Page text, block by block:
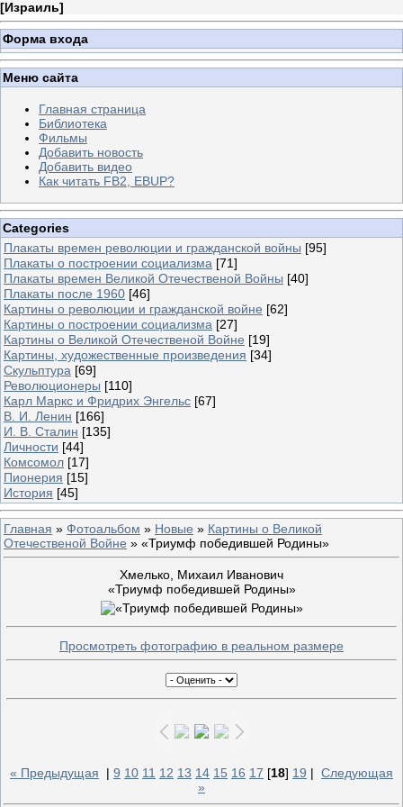
[Израиль]
Форма входа
Меню сайта
Главная страница
Библиотека
Фильмы
Добавить новость
Добавить видео
Как читать FB2, EBUP?
Categories
Плакаты времен революции и гражданской войны [95]
Плакаты о построении социализма [71]
Плакаты времен Великой Отечественой Войны [40]
Плакаты после 1960 [46]
Картины о революции и гражданской войне [62]
Картины о построении социализма [27]
Картины о Великой Отечественой Войне [19]
Картины, художественные произведения [34]
Скульптура [69]
Революционеры [110]
Карл Маркс и Фридрих Энгельс [67]
В. И. Ленин [166]
И. В. Сталин [135]
Личности [44]
Комсомол [17]
Пионерия [15]
История [45]
Главная » Фотоальбом » Новые » Картины о Великой
Отечественой Войне » «Триумф победившей Родины»
Хмелько, Михаил Иванович
«Триумф победившей Родины»
Просмотреть фотографию в реальном размере
« Предыдущая | 9 10 11 12 13 14 15 16 17 [18] 19 | Следующая
»